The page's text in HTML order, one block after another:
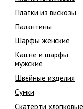
Платки из вискозы
Палантины
Шарфы женские
Кашне и шарфы
мужские
Швейные изделия
Сумки
Скатерти хлопковые